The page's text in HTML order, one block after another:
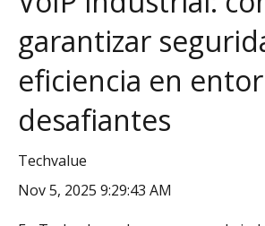
garantizar
eficiencia en
desafiantes
Techvalue
Nov 5, 2025 9:29:43 AM